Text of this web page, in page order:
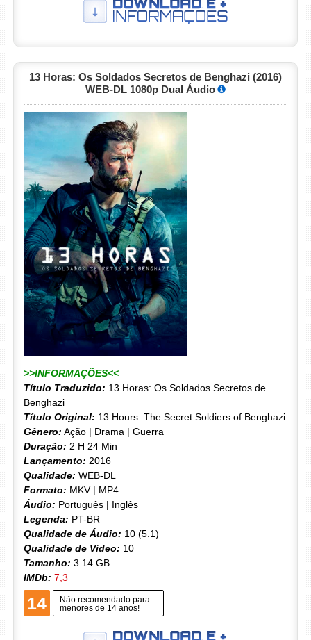
13 Horas: Os Soldados Secretos de Benghazi (2016)
WEB-DL 1080p Dual Áudio
>>INFORMAÇÕES<<
Título Traduzido: 13 Horas: Os Soldados Secretos de
Benghazi
Título Original: 13 Hours: The Secret Soldiers of Benghazi
Gênero: Ação | Drama | Guerra
Duração: 2 H 24 Min
Lançamento: 2016
Qualidade: WEB-DL
Formato: MKV | MP4
Áudio: Português | Inglês
Legenda: PT-BR
Qualidade de Áudio: 10 (5.1)
Qualidade de Vídeo: 10
Tamanho: 3.14 GB
IMDb: 7,3
14
Não recomendado para
menores de 14 anos!